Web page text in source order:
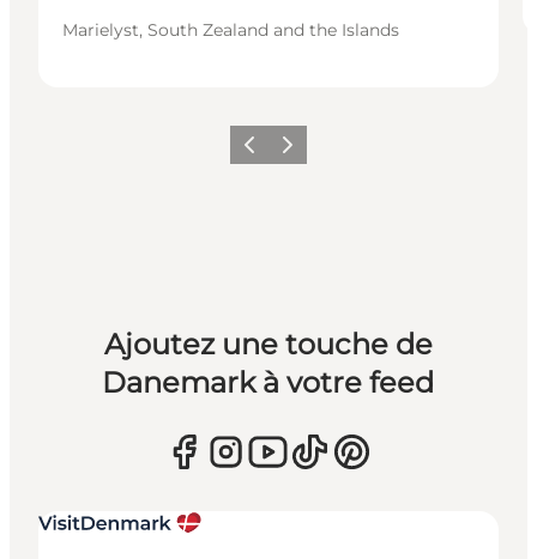
Marielyst, South Zealand and the Islands
PrécédentSuivant
Ajoutez une touche de
Danemark à votre feed